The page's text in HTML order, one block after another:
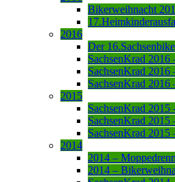
Bikerweihnacht
2016
Der
SachsenKrad 2016
SachsenKrad 2016
SachsenKrad 2016
2015
SachsenKrad 2015
SachsenKrad 2015
SachsenKrad 2015
2014
2014 –
2014 –